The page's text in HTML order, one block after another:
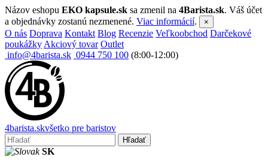
Názov eshopu EKO kapsule.sk sa zmenil na 4Barista.sk. Váš účet
a objednávky zostanú nezmenené. Viac informácií. ×
O nás Doprava Kontakt Blog Recenzie Veľkoobchod Darčekové
poukážky Akciový tovar Outlet
info@4barista.sk 0944 750 100 (8:00-12:00)
4barista.skvšetko pre baristov
Hľadať
SK